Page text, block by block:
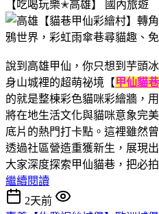
【吃喝玩樂✭高雄】
國內旅遊
說到高雄甲仙，你只想到芋頭
身山城裡的超萌祕境【甲仙貓巷
的就是整棟彩色貓咪彩繪牆，
將在地生活文化與貓咪意象完
底片的熱門打卡點。這裡雖然
透過社區營造重獲新生，展現
大家深度探索甲仙貓巷，把必
繼續閱讀
2天前